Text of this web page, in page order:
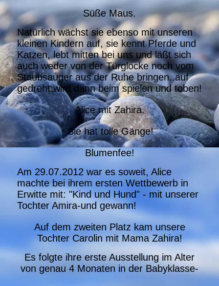
Süße Maus.
Natürlich wächst sie ebenso mit unseren
kleinen Kindern auf, sie kennt Pferde und
Katzen, lebt mitten bei uns und läßt sich
auch weder von der Türglocke noch vom
Staubsauger aus der Ruhe bringen..auf
gedreht wird dann beim spielen und toben!
Alice mit Zahira.
Sie hat tolle Gänge!
Blumenfee!
Am 29.07.2012 war es soweit, Alice
machte bei ihrem ersten Wettbewerb in
Erwitte mit: "Kind und Hund" - mit unserer
Tochter Amira-und gewann!
Auf dem zweiten Platz kam unsere
Tochter Carolin mit Mama Zahira!
Es folgte ihre erste Ausstellung im Alter
von genau 4 Monaten in der Babyklasse-